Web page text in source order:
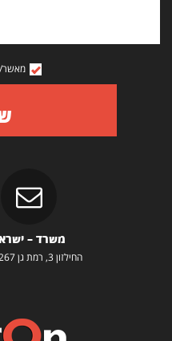
מאשר/
משרד –
החילזון 3, רמת גן 5252267